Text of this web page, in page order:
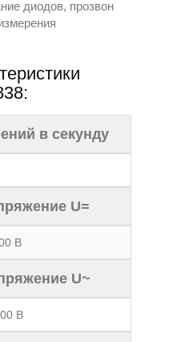
диодов, прозвон
в секунду
U=
В
U~
В